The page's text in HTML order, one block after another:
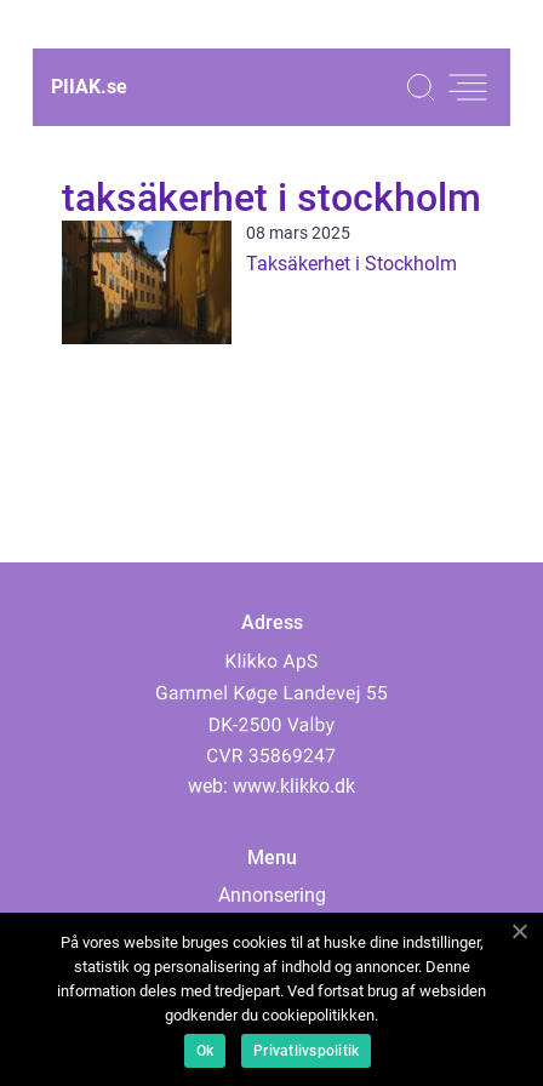
PIIAK.se
taksäkerhet i stockholm
08 mars 2025
Taksäkerhet i Stockholm
Adress
web: www.klikko.dk
Menu
Annonsering
Cookies
Kontakta oss
Sitemap
På vores website bruges cookies til at huske dine indstillinger,
statistik og personalisering af indhold og annoncer. Denne
information deles med tredjepart. Ved fortsat brug af websiden
godkender du cookiepolitikken.
Ok Privatlivspolitik